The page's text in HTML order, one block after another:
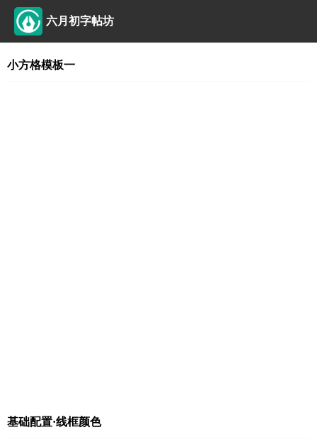
六月初字帖坊
小方格模板一
基础配置·线框颜色